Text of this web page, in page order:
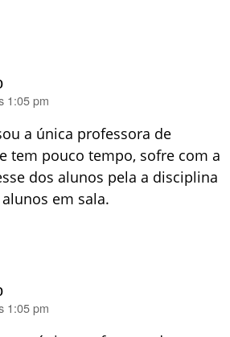
1:05 pm
a única professora de
tem pouco tempo, sofre com a
dos alunos pela a disciplina
em sala.
1:05 pm